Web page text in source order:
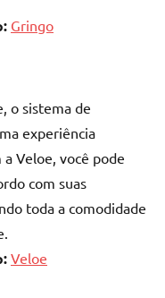
Gringo
o sistema de
experiência
Veloe, você pode
com suas
toda a comodidade
Veloe